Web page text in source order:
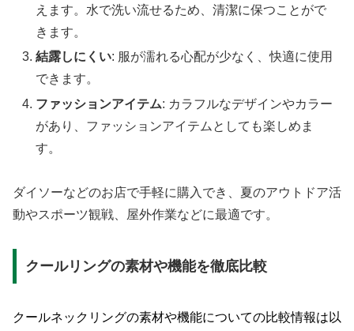
えます。水で洗い流せるため、清潔に保つことがで
きます。
結露しにくい: 服が濡れる心配が少なく、快適に使用
できます。
ファッションアイテム: カラフルなデザインやカラー
があり、ファッションアイテムとしても楽しめま
す。
ダイソーなどのお店で手軽に購入でき、夏のアウトドア活
動やスポーツ観戦、屋外作業などに最適です。
クールリングの素材や機能を徹底比較
クールネックリングの素材や機能についての比較情報は以